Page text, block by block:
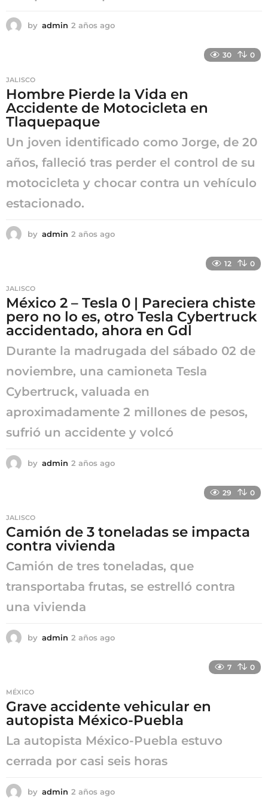
by admin 2 años ago
o
30 0
JALISCO
Hombre Pierde la Vida en
Accidente de Motocicleta en
Tlaquepaque
Un joven identificado como Jorge, de 20
años, falleció tras perder el control de su
motocicleta y chocar contra un vehículo
estacionado.
by admin 2 años ago
g
o
12 0
JALISCO
México 2 – Tesla 0 | Pareciera chiste
pero no lo es, otro Tesla Cybertruck
accidentado, ahora en Gdl
Durante la madrugada del sábado 02 de
noviembre, una camioneta Tesla
Cybertruck, valuada en
aproximadamente 2 millones de pesos,
sufrió un accidente y volcó
by admin 2 años ago
g
29 0
JALISCO
Camión de 3 toneladas se impacta
contra vivienda
Camión de tres toneladas, que
transportaba frutas, se estrelló contra
una vivienda
by admin 2 años ago
g
o
7 0
MÉXICO
Grave accidente vehicular en
autopista México-Puebla
La autopista México-Puebla estuvo
cerrada por casi seis horas
by admin 2 años ago